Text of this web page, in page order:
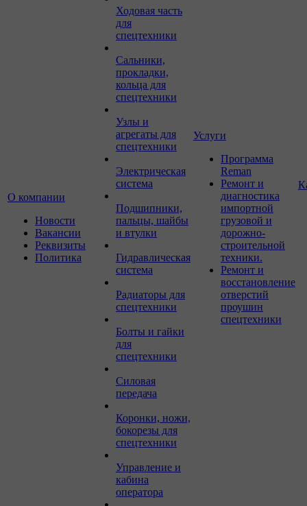
О компании
Новости
Вакансии
Реквизиты
Политика
Ходовая часть
для
спецтехники
Сальники,
прокладки,
кольца для
спецтехники
Узлы и
агрегаты для
спецтехники
Электрическая
система
Подшипники,
пальцы, шайбы
и втулки
Гидравлическая
система
Радиаторы для
спецтехники
Болты и гайки
для
спецтехники
Силовая
передача
Коронки, ножи,
бокорезы для
спецтехники
Управление и
кабина
оператора
Услуги
Программа
Reman
Ремонт и
диагностика
импортной
грузовой и
дорожно-
строительной
техники.
Ремонт и
восстановление
отверстий
проушин
спецтехники